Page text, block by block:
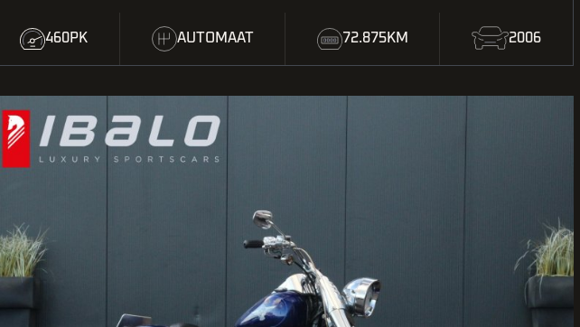
460PK AUTOMAAT 72.875KM 2006